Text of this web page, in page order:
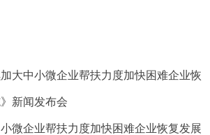
大中小微企业帮扶力度加快困难企业恢
新闻发布会
小微企业帮扶力度加快困难企业恢复发展